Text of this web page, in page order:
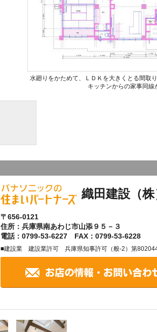
水廻りをかためて、ＬＤＫを大きくとる間取
キッチンからの家事同線
織田建設（株
〒656-0121
住所：兵庫県南あわじ市山添９５－３
電話：0799-53-6227 FAX：0799-53-6228
■建設業 建設業許可 兵庫県知事許可（般-2）第